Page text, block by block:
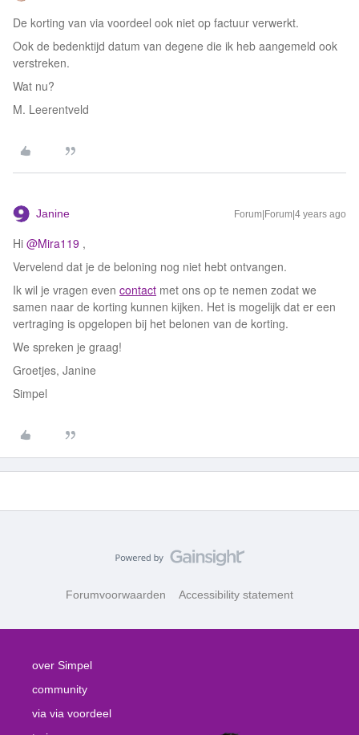
De korting van via voordeel ook niet op factuur verwerkt.
Ook de bedenktijd datum van degene die ik heb aangemeld ook
verstreken.
Wat nu?
M. Leerentveld
Janine Forum|Forum|4 years ago
Hi @Mira119 ,
Vervelend dat je de beloning nog niet hebt ontvangen.
Ik wil je vragen even contact met ons op te nemen zodat we
samen naar de korting kunnen kijken. Het is mogelijk dat er een
vertraging is opgelopen bij het belonen van de korting.
We spreken je graag!
Groetjes, Janine
Simpel
Forumvoorwaarden Accessibility statement
over Simpel
community
via via voordeel